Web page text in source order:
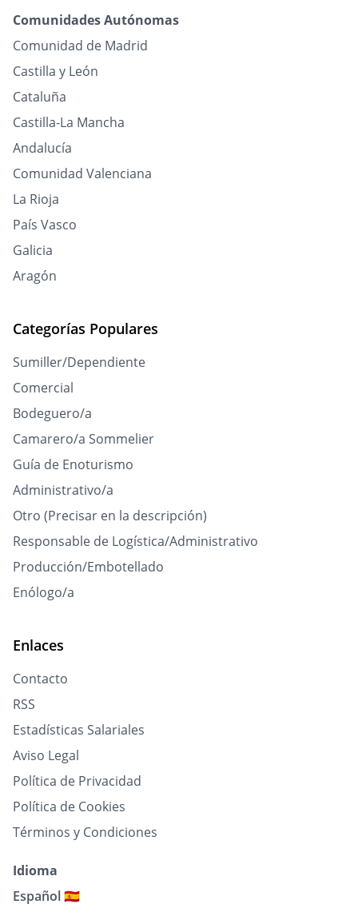
Comunidades Autónomas
Comunidad de Madrid
Castilla y León
Cataluña
Castilla-La Mancha
Andalucía
Comunidad Valenciana
La Rioja
País Vasco
Galicia
Aragón
Categorías Populares
Sumiller/Dependiente
Comercial
Bodeguero/a
Camarero/a Sommelier
Guía de Enoturismo
Administrativo/a
Otro (Precisar en la descripción)
Responsable de Logística/Administrativo
Producción/Embotellado
Enólogo/a
Enlaces
Contacto
RSS
Estadísticas Salariales
Aviso Legal
Política de Privacidad
Política de Cookies
Términos y Condiciones
Idioma
Español 🇪🇸